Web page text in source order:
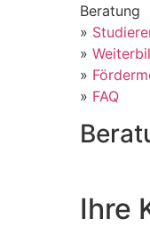
Beratung
»
»
»
» FAQ
Ihre